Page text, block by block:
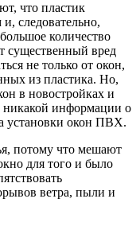
что пластик
следовательно,
количество
существенный вред
не только от окон,
из пластика. Но,
в новостройках и
никакой информации о
установки окон ПВХ.
потому что мешают
для того и было
ветра, пыли и